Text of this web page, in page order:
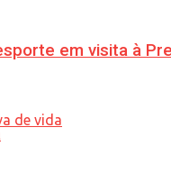
em visita à